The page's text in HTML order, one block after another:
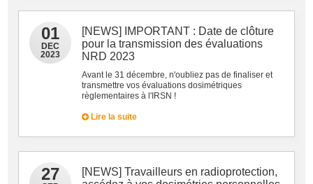
01
DEC
2023
[NEWS] IMPORTANT : Date de clôture
pour la transmission des évaluations
NRD 2023
Avant le 31 décembre, n'oubliez pas de finaliser et
transmettre vos évaluations dosimétriques
règlementaires à l'IRSN !
Lire la suite
27
[NEWS] Travailleurs en radioprotection,